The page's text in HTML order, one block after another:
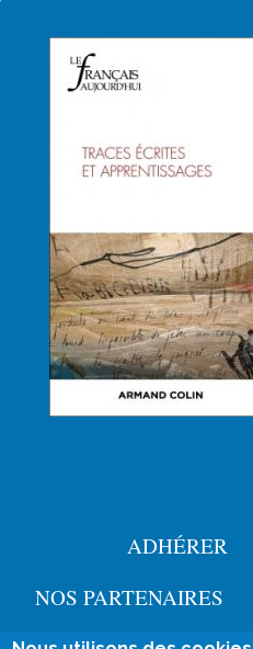
Pied
ADHÉRER
NOS PARTENAIRES